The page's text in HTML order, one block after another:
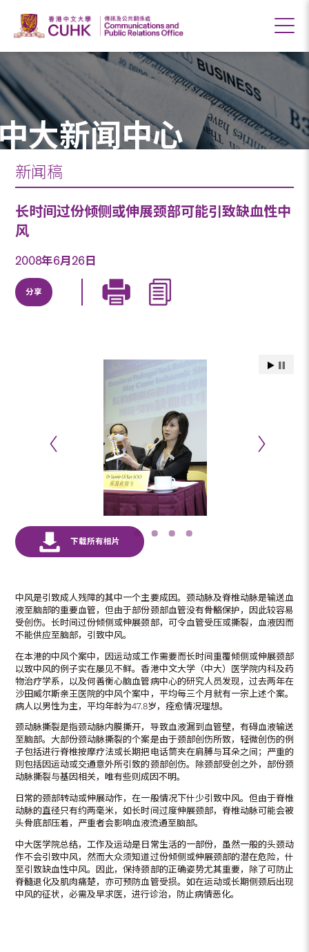
大新闻中心
新闻稿
长时间过份倾侧或伸展颈部可能引致缺血性中
风
2008年6月26日
分享
中风是引致成人残障的其中一个主要成因。颈动脉及脊椎动脉是输送血
液至脑部的重要血管，但由于部份颈部血管没有骨骼保护，因此较容易
受创伤。长时间过份倾侧或伸展颈部，可令血管受压或撕裂，血液因而
不能供应至脑部，引致中风。
在本港的中风个案中，因运动或工作需要而长时间重覆倾侧或伸展颈部
以致中风的例子实在屡见不鲜。香港中文大学（中大）医学院内科及药
物治疗学系，以及何善衡心脑血管病中心的研究人员发现，过去两年在
沙田威尔斯亲王医院的中风个案中，平均每三个月就有一宗上述个案。
病人以男性为主，平均年龄为47.8岁，痊愈情况理想。
颈动脉撕裂是指颈动脉内膜撕开，导致血液漏到血管壁，有碍血液输送
至脑部。大部份颈动脉撕裂的个案是由于颈部创伤所致，轻微创伤的例
子包括进行脊椎按摩疗法或长期把电话筒夹在肩膊与耳朵之间；严重的
则包括因运动或交通意外所引致的颈部创伤。除颈部受创之外，部份颈
动脉撕裂与基因相关，唯有些则成因不明。
日常的颈部转动或伸展动作，在一般情况下什少引致中风。但由于脊椎
动脉的直径只有约两毫米，如长时间过度伸展颈部，脊椎动脉可能会被
头骨底部压着，严重者会影响血液流通至脑部。
中大医学院总结，工作及运动是日常生活的一部份，虽然一般的头颈动
作不会引致中风，然而大众须知道过份倾侧或伸展颈部的潜在危险，什
至引致缺血性中风。因此，保持颈部的正确姿势尤其重要，除了可防止
脊髓退化及肌肉痛楚，亦可预防血管受损。如在运动或长期侧颈后出现
中风的征状，必需及早求医，进行诊治，防止病情恶化。